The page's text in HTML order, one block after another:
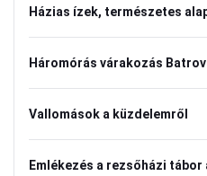
Házias ízek, természetes
Háromórás várakozás
Vallomások a küzdelemről
Emlékezés a rezsőházi